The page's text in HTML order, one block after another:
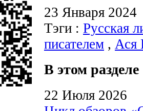
23 Января
Тэги : Русская
писателем , Ася
В этом разделе
22 Июля 2026